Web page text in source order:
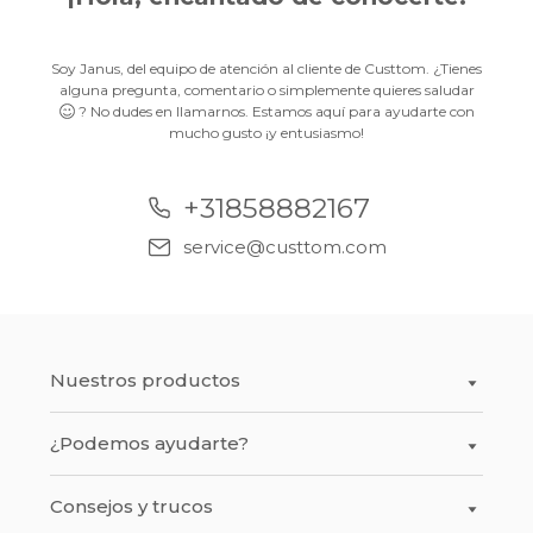
¡y entusiasmo!
+31858882167
service@custtom.com
Soy Janus, del equipo de atención al cliente de Custtom. ¿Tienes
alguna pregunta, comentario o simplemente quieres saludar
? No dudes en llamarnos. Estamos aquí para ayudarte con
mucho gusto ¡y entusiasmo!
+31858882167
service@custtom.com
¡y entusiasmo!
+31858882167
service@custtom.com
¡y entusiasmo!
+31858882167
service@custtom.com
¡y entusiasmo!
+31858882167
service@custtom.com
¡y entusiasmo!
+31858882167
service@custtom.com
¡y entusiasmo!
+31858882167
service@custtom.com
¡y entusiasmo!
+31858882167
service@custtom.com
¡y entusiasmo!
+31858882167
service@custtom.com
¡y entusiasmo!
+31858882167
service@custtom.com
¡y entusiasmo!
+31858882167
service@custtom.com
¡y entusiasmo!
+31858882167
service@custtom.com
¡y entusiasmo!
+31858882167
service@custtom.com
Nuestros productos
Foto en Lienzo
Shapes®
Frames®
¿Podemos ayudarte?
Contacto
Consejos y trucos